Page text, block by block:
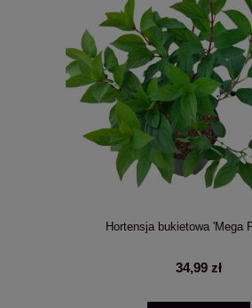
Hortensja bukietowa 'Mega
34,99 zł